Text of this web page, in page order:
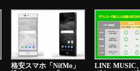
格安スマホ「NifMo」
LINE MUSIC